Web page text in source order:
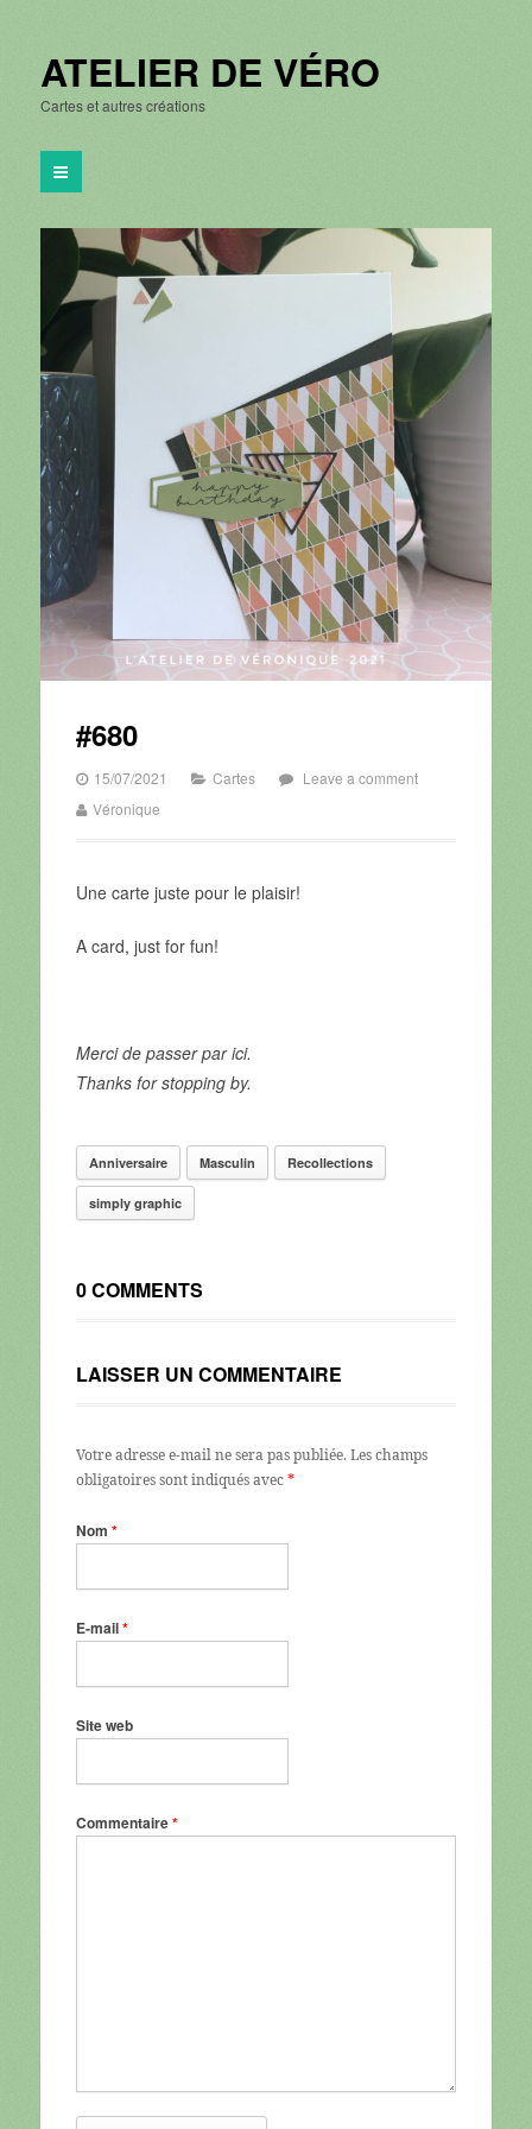
ATELIER DE VÉRO
Cartes et autres créations
#680
15/07/2021 Cartes
Leave a comment
Véronique
Une carte juste pour le plaisir!
A card, just for fun!
Merci de passer par ici.
Thanks for stopping by.
Anniversaire Masculin Recollections
simply graphic
0 COMMENTS
LAISSER UN COMMENTAIRE
Votre adresse e-mail ne sera pas publiée. Les champs
obligatoires sont indiqués avec*
Nom *
E-mail*
Site web
Commentaire*